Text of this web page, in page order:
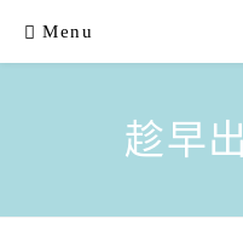
content
Menu
趁早